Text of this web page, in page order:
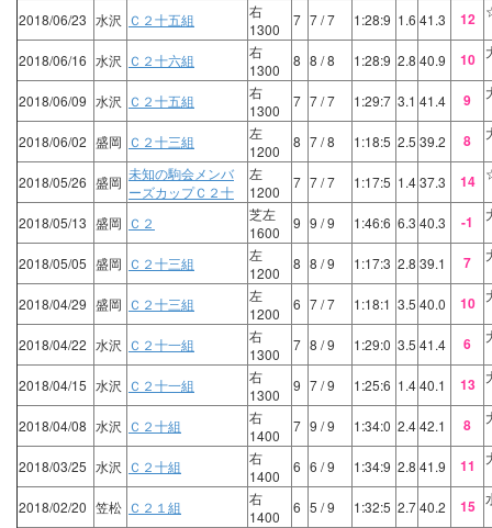
2018/06/23 水沢 Ｃ２十五組
右
1300
7 7/ 7 1:28:9 1.6 41.3 12
2018/06/16 水沢 Ｃ２十六組
右
1300
8 8 / 8 1:28:9 2.8 40.9 10
2018/06/09 水沢 Ｃ２十五組
右
1300
7 7/ 7 1:29:7 3.1 41.4 9
2018/06/02 盛岡 Ｃ２十三組
左
1200
8 7/ 8 1:18:5 2.5 39.2 8
2018/05/26 盛岡 未知の駒会メンバ
ーズカップＣ２十
左
1200
7 7/ 7 1:17:5 1.437.3 14
2018/05/13 盛岡 Ｃ２
芝左
1600
9 9 / 9 1:46:6 6.3 40.3 -1
2018/05/05 盛岡 Ｃ２十三組
左
1200
8 8 / 9 1:17:3 2.8 39.1 7
2018/04/29 盛岡 Ｃ２十三組
左
1200
6 7/ 7 1:18:1 3.5 40.0 10
2018/04/22 水沢 Ｃ２十一組
右
1300
7 8 / 9 1:29:0 3.5 41.4 6
2018/04/15 水沢 Ｃ２十一組
右
1300
9 7/ 9 1:25:6 1.440.1 13
2018/04/08 水沢 Ｃ２十組
右
1400
7 9 / 9 1:34:0 2.442.1 8
2018/03/25 水沢 Ｃ２十組
右
1400
6 6 / 9 1:34:9 2.8 41.9 11
2018/02/20 笠松 Ｃ２１組
右
1400
6 5 / 9 1:32:5 2.740.2 15